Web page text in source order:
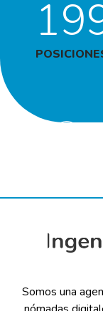
Somos una